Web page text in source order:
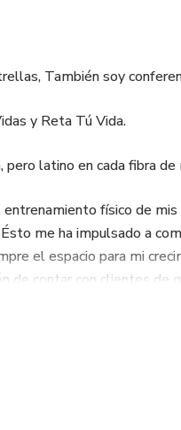
También soy
y Reta Tú Vida.
pero latino en cada fibra
físico de
me ha impulsado a
el espacio para mi
de contar con clientes de
a quién entrené
de suscripciones y
la posibilidad de